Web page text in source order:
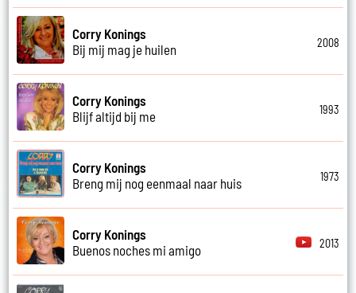
Corry Konings
Bij mij mag je huilen
2008
Corry Konings
Blijf altijd bij me
1993
Corry Konings
Breng mij nog eenmaal naar huis
1973
Corry Konings
Buenos noches mi amigo
2013